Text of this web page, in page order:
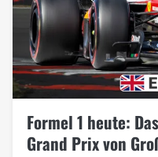
Formel 1 heute:
Grand Prix von